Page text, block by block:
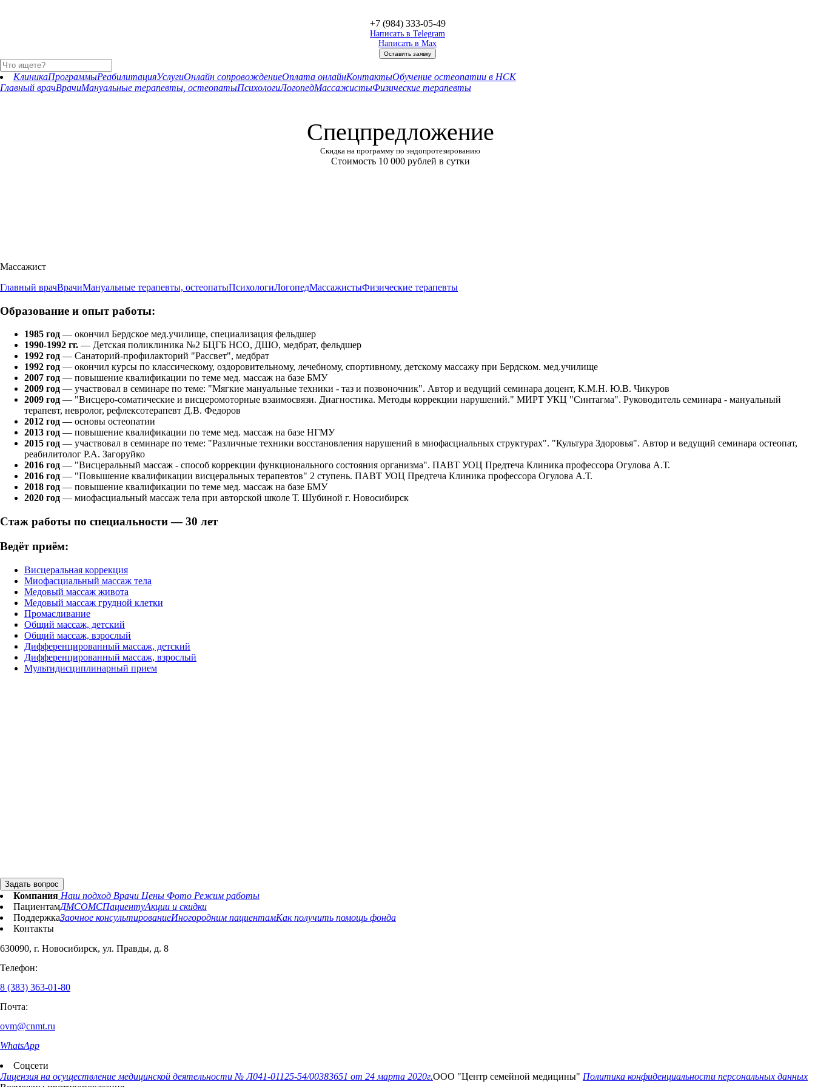
+7 (984) 333-05-49
Написать в Telegram
Написать в Max
Оставить заявку
КлиникаПрограммыРеабилитацияУслугиОнлайн сопровождениеОплата онлайнКонтактыОбучение остеопатии в НСК
Главный врачВрачиМануальные терапевты, остеопатыПсихологиЛогопедМассажистыФизические терапевты
Спецпредложение
Скидка на программу по эндопротезированию
Стоимость 10 000 рублей в сутки
Массажист
Главный врачВрачиМануальные терапевты, остеопатыПсихологиЛогопедМассажистыФизические терапевты
Образование и опыт работы:
1985 год — окончил Бердское мед.училище, специализация фельдшер
1990-1992 гг. — Детская поликлиника №2 БЦГБ НСО, ДШО, медбрат, фельдшер
1992 год — Санаторий-профилакторий "Рассвет", медбрат
1992 год — окончил курсы по классическому, оздоровительному, лечебному, спортивному, детскому массажу при Бердском. мед.училище
2007 год — повышение квалификации по теме мед. массаж на базе БМУ
2009 год — участвовал в семинаре по теме: "Мягкие мануальные техники - таз и позвоночник". Автор и ведущий семинара доцент, К.М.Н. Ю.В. Чикуров
2009 год — "Висцеро-соматические и висцеромоторные взаимосвязи. Диагностика. Методы коррекции нарушений." МИРТ УКЦ "Синтагма". Руководитель семинара - мануальный
терапевт, невролог, рефлексотерапевт Д.В. Федоров
2012 год — основы остеопатии
2013 год — повышение квалификации по теме мед. массаж на базе НГМУ
2015 год — участвовал в семинаре по теме: "Различные техники восстановления нарушений в миофасциальных структурах". "Культура Здоровья". Автор и ведущий семинара остеопат,
реабилитолог Р.А. Загоруйко
2016 год — "Висцеральный массаж - способ коррекции функционального состояния организма". ПАВТ УОЦ Предтеча Клиника профессора Огулова А.Т.
2016 год — "Повышение квалификации висцеральных терапевтов" 2 ступень. ПАВТ УОЦ Предтеча Клиника профессора Огулова А.Т.
2018 год — повышение квалификации по теме мед. массаж на базе БМУ
2020 год — миофасциальный массаж тела при авторской школе Т. Шубиной г. Новосибирск
Стаж работы по специальности — 30 лет
Ведёт приём:
Висцеральная коррекция
Миофасциальный массаж тела
Медовый массаж живота
Медовый массаж грудной клетки
Промасливание
Общий массаж, детский
Общий массаж, взрослый
Дифференцированный массаж, детский
Дифференцированный массаж, взрослый
Мультидисциплинарный прием
Задать вопрос
Компания Наш подход Врачи Цены Фото Режим работы
ПациентамДМСОМСПациентуАкции и скидки
ПоддержкаЗаочное консультированиеИногородним пациентамКак получить помощь фонда
Контакты
630090, г. Новосибирск, ул. Правды, д. 8
Телефон:
8 (383) 363-01-80
Почта:
ovm@cnmt.ru
WhatsApp
Соцсети
Лицензия на осуществление медицинской деятельности № Л041-01125-54/00383651 от 24 марта 2020г.ООО "Центр семейной медицины" Политика конфиденциальности персональных данных